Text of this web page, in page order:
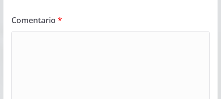
Comentario *